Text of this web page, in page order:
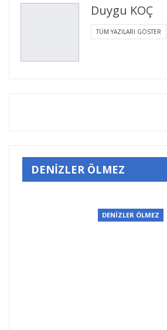
Duygu KOÇ
TÜM YAZILARI GÖSTER
DENİZLER ÖLMEZ
DENİZLER ÖLMEZ